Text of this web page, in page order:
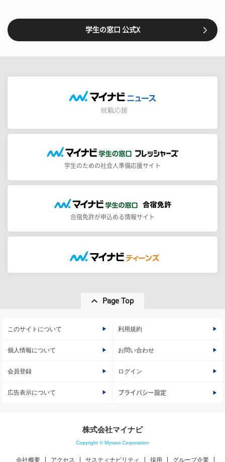
学生の窓口 公式X
学生のための社会人準備応援サイト
合宿免許が申込める情報サイト
Page Top
このサイトについて 利用規約
個人情報について お問い合わせ
会員登録 ログイン
広告表示について プライバシー設定
株式会社マイナビ
Copyright © Mynavi Corporation
会社概要 アクセス サスティナビリティ 採用 グループ企業